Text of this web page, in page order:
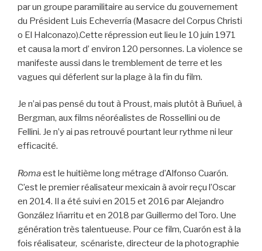
par un groupe paramilitaire au service du gouvernement
du Président Luis Echeverría (Masacre del Corpus Christi
o El Halconazo).Cette répression eut lieu le 10 juin 1971
et causa la mort d’ environ 120 personnes. La violence se
manifeste aussi dans le tremblement de terre et les
vagues qui déferlent sur la plage à la fin du film.
Je n’ai pas pensé du tout à Proust, mais plutôt à Buñuel, à
Bergman, aux films néoréalistes de Rossellini ou de
Fellini. Je n’y ai pas retrouvé pourtant leur rythme ni leur
efficacité.
Romaest le huitième long métrage d’Alfonso Cuarón.
C’est le premier réalisateur mexicain à avoir reçu l’Oscar
en 2014. Il a été suivi en 2015 et 2016 par Alejandro
González Iñarritu et en 2018 par Guillermo del Toro. Une
génération très talentueuse. Pour ce film, Cuarón est à la
fois réalisateur, scénariste, directeur de la photographie